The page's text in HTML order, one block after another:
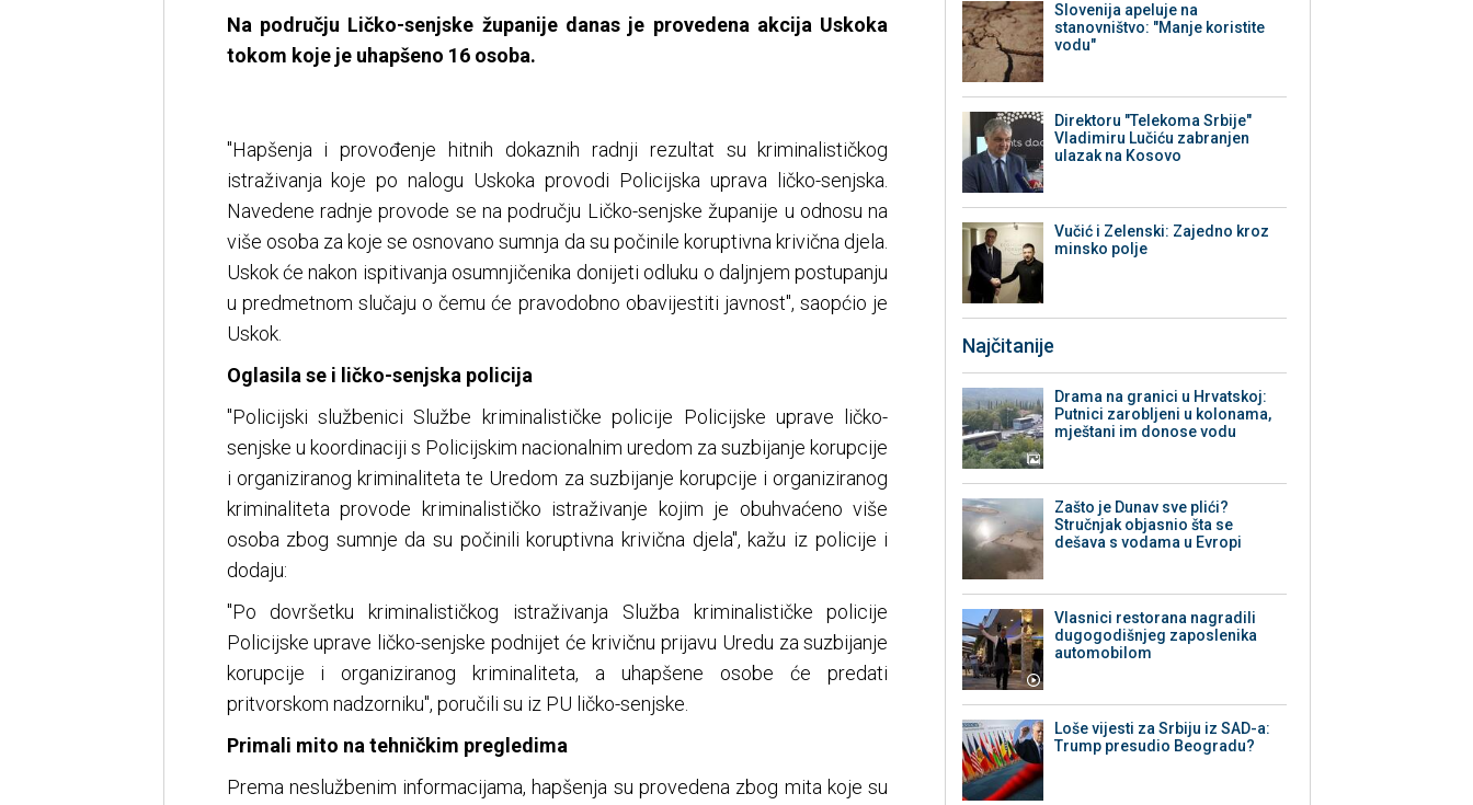
Na području Ličko-senjske županije danas je provedena akcija Uskoka
tokom koje je uhapšeno 16 osoba.
"Hapšenja i provođenje hitnih dokaznih radnji rezultat su kriminalističkog
istraživanja koje po nalogu Uskoka provodi Policijska uprava ličko-senjska.
Navedene radnje provode se na području Ličko-senjske županije u odnosu na
više osoba za koje se osnovano sumnja da su počinile koruptivna krivična djela.
Uskok će nakon ispitivanja osumnjičenika donijeti odluku o daljnjem postupanju
u predmetnom slučaju o čemu će pravodobno obavijestiti javnost", saopćio je
Uskok.
Oglasila se i ličko-senjska policija
"Policijski službenici Službe kriminalističke policije Policijske uprave ličko-
senjske u koordinaciji s Policijskim nacionalnim uredom za suzbijanje korupcije
i organiziranog kriminaliteta te Uredom za suzbijanje korupcije i organiziranog
kriminaliteta provode kriminalističko istraživanje kojim je obuhvaćeno više
osoba zbog sumnje da su počinili koruptivna krivična djela", kažu iz policije i
dodaju:
"Po dovršetku kriminalističkog istraživanja Služba kriminalističke policije
Policijske uprave ličko-senjske podnijet će krivičnu prijavu Uredu za suzbijanje
korupcije i organiziranog kriminaliteta, a uhapšene osobe će predati
pritvorskom nadzorniku", poručili su iz PU ličko-senjske.
Primali mito na tehničkim pregledima
Prema neslužbenim informacijama, hapšenja su provedena zbog mita koje su
Slovenija apeluje na
stanovništvo: "Manje koristite
vodu"
Direktoru "Telekoma Srbije"
Vladimiru Lučiću zabranjen
ulazak na Kosovo
Vučić i Zelenski: Zajedno kroz
minsko polje
Najčitanije
Drama na granici u Hrvatskoj:
Putnici zarobljeni u kolonama,
mještani im donose vodu
Zašto je Dunav sve plići?
Stručnjak objasnio šta se
dešava s vodama u Evropi
Vlasnici restorana nagradili
dugogodišnjeg zaposlenika
automobilom
Loše vijesti za Srbiju iz SAD-a:
Trump presudio Beogradu?